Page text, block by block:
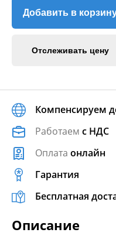
Добавить в
Отслеживать цену
Компенсируем
Работаем с НДС
Оплата онлайн
Гарантия
Бесплатная
Описание